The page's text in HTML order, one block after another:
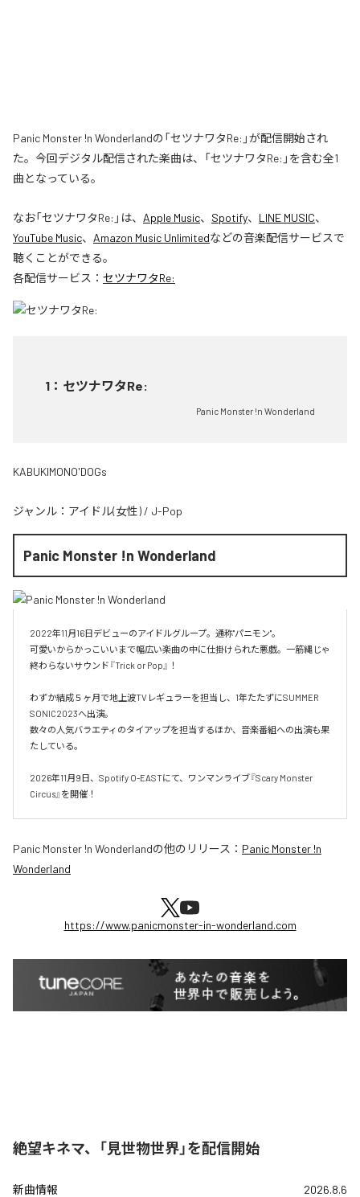
Panic Monster !n Wonderlandの「セツナワタRe:」が配信開始され
た。今回デジタル配信された楽曲は、「セツナワタRe:」を含む全1
曲となっている。
なお「セツナワタRe: 」は、 Apple Music、 Spotify、 LINE MUSIC、
YouTube Music、 Amazon Music Unlimitedなどの音楽配信サービスで
聴くことができる。
各配信サービス： セツナワタRe:
1 ： セツナワタRe:
Panic Monster !n Wonderland
KABUKIMONO'DOGs
ジャンル： アイドル(女性) / J-Pop
Panic Monster !n Wonderland
2022年11月16日デビューのアイドルグループ。通称"パニモン"。
可愛いからかっこいいまで幅広い楽曲の中に仕掛けられた悪戯。一筋縄じゃ
終わらないサウンド『Trick or Pop』！
わずか結成５ヶ月で地上波TVレギュラーを担当し、1年たたずにSUMMER
SONIC2023へ出演。
数々の人気バラエティのタイアップを担当するほか、音楽番組への出演も果
たしている。
2026年11月9日、Spotify O-EASTにて、ワンマンライブ『Scary Monster
Circus』を開催！
Panic Monster !n Wonderlandの他のリリース： Panic Monster !n
Wonderland
https://www.panicmonster-in-wonderland.com
絶望キネマ、「見世物世界」を配信開始
新曲情報 2026.8.6